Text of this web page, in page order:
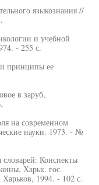
языкознания //
и учебной
- 255 с.
принципы ее
в заруб,
на современном
науки. 1973. - №
Конспекты
Харьк. гос.
1994. - 102 с.